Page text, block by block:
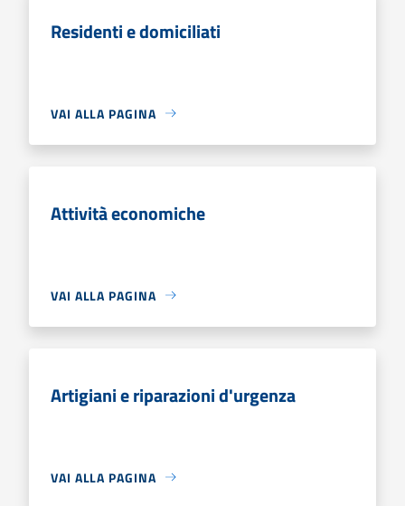
Residenti e domiciliati
VAI ALLA PAGINA
Attività economiche
VAI ALLA PAGINA
Artigiani e riparazioni d'urgenza
VAI ALLA PAGINA